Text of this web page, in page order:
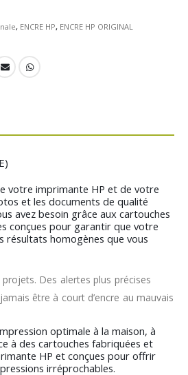
, ENCRE HP, ENCRE HP ORIGINAL
votre imprimante HP et de votre
et les documents de qualité
avez besoin grâce aux cartouches
conçues pour garantir que votre
résultats homogènes que vous
Des alertes plus précises
être à court d’encre au mauvais
optimale à la maison, à
à des cartouches fabriquées et
HP et conçues pour offrir
irréprochables.